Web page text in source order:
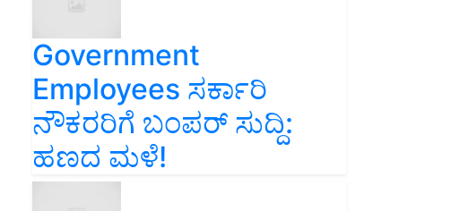
Government
Employees ಸರ್ಕಾರಿ
ನೌಕರರಿಗೆ ಬಂಪರ್‌ ಸುದ್ದಿ:
ಹಣದ ಮಳೆ!